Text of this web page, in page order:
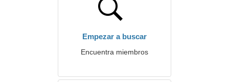
Empezar a buscar
Encuentra miembros